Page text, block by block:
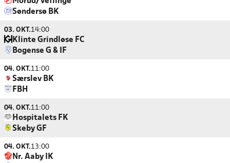
Søndersø BK
03. OKT.14:00
Klinte Grindløse FC
Bogense G & IF
04. OKT.11:00
Særslev BK
FBH
04. OKT.11:00
Hospitalets FK
Skeby GF
04. OKT.13:00
Nr. Aaby IK